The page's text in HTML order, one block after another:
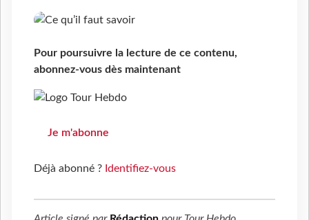
Pour poursuivre la lecture de ce contenu,
abonnez-vous dès maintenant
Je m'abonne
Déjà abonné ? Identifiez-vous